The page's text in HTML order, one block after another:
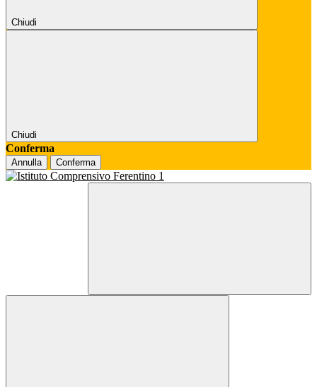
Chiudi
Chiudi
Conferma
Annulla Conferma